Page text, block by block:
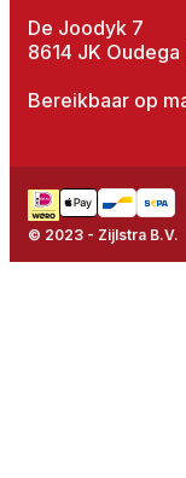
De Joodyk 7
8614 JK Oudega
Bereikbaar op
© 2023 - Zijlstra B.V.